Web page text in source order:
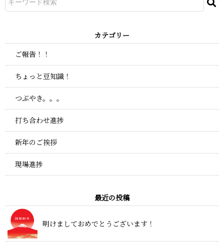
カ テ ゴ リ ー
ご報告！！
ちょっと豆知識！
つぶやき。。。
打ち合わせ進捗
新年のご挨拶
現場進捗
最 近 の 投 稿
明けましておめでとうござ い ま す ！